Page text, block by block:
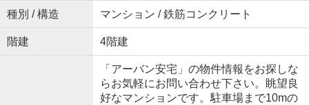
種別 / 構造 マンション / 鉄筋コンクリート
階建 4階建
「アーバン安宅」の物件情報をお探しな
らお気軽にお問い合わせ下さい。眺望良
好なマンションです。駐車場まで10mの